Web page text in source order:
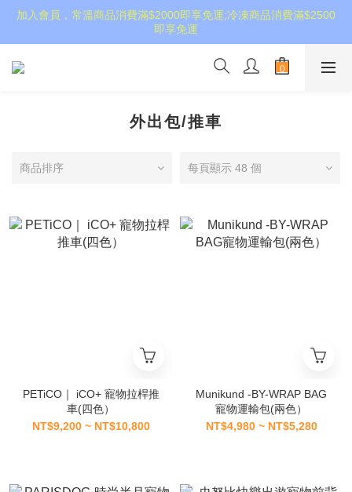
加入會員，常溫商品消費滿$2000即享免運;冷凍商品消費滿$2500
即享免運
外出包/推車
商品排序 每頁顯示 48 個
PETiCO｜ iCO+ 寵物拉桿推
車(四色）
NT$9,200 ~ NT$10,800
Munikund -BY-WRAP BAG
寵物運輸包(兩色）
NT$4,980 ~ NT$5,280